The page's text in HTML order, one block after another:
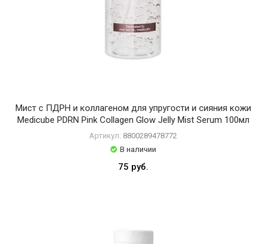
Мист с ПДРН и коллагеном для упругости и сияния кожи
Medicube PDRN Pink Collagen Glow Jelly Mist Serum 100мл
Артикул: 8800289478772
В наличии
75 руб.